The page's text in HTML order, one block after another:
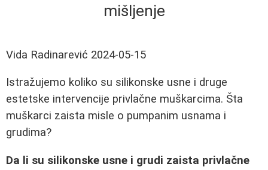
mišljenje
Vida Radinarević 2024-05-15
Istražujemo koliko su silikonske usne i druge
estetske intervencije privlačne muškarcima. Šta
muškarci zaista misle o pumpanim usnama i
grudima?
Da li su silikonske usne i grudi zaista privlačne